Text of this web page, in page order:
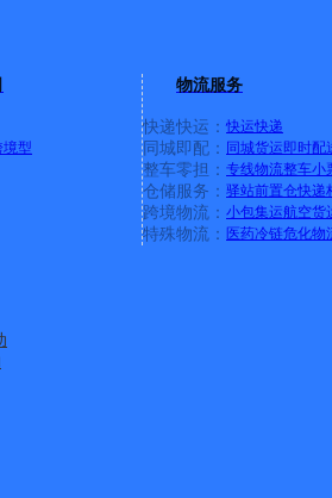
境型
物流服务
快递快运： 快运快递
同城即配： 同城货运即时配
整车零担： 专线物流整车小
仓储服务： 驿站前置仓快递
跨境物流： 小包集运航空货
特殊物流： 医药冷链危化物
乡；僧固乡；
乡；王楼镇；
集区；小潭乡
：2022-05-